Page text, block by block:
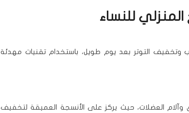
للنساء
التوتر بعد يوم طويل، باستخدام تقنيات مهدئة
وآلام العضلات، حيث يركز على الأنسجة العميقة لتخفيف